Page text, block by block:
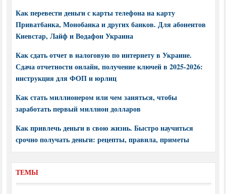
Как перевести деньги с карты телефона на карту
Приватбанка, Монобанка и других банков. Для абонентов
Киевстар, Лайф и Водафон Украина
Как сдать отчет в налоговую по интернету в Украине.
Сдача отчетности онлайн, получение ключей в 2025-2026:
инструкция для ФОП и юрлиц
Как стать миллионером или чем заняться, чтобы
заработать первый миллион долларов
Как привлечь деньги в свою жизнь. Быстро научиться
срочно получать деньги: рецепты, правила, приметы
ТЕМЫ